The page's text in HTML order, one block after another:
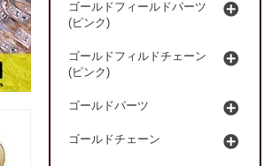
ゴールドフィールドパーツ
(ピンク)
ゴールドフィルドチェーン
(ピンク)
ゴールドパーツ
ゴールドチェーン